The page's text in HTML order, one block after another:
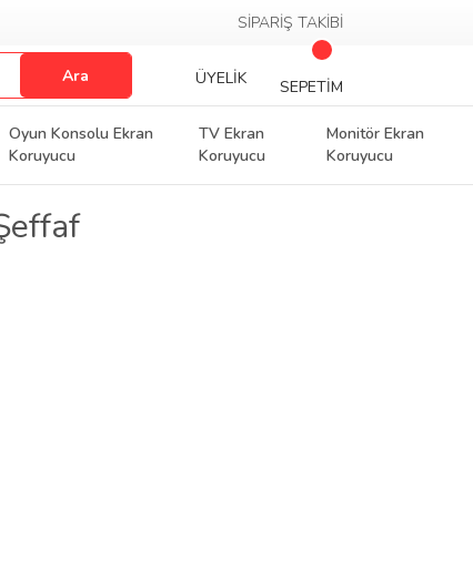
SİPARİŞ TAKİBİ
Ara ÜYELİK SEPETİM
Oyun Konsolu Ekran
Koruyucu
TV Ekran
Koruyucu
Monitör Ekran
Koruyucu